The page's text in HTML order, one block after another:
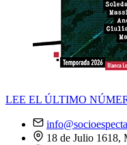
LEE EL ÚLTIMO
18 de Julio 1618,